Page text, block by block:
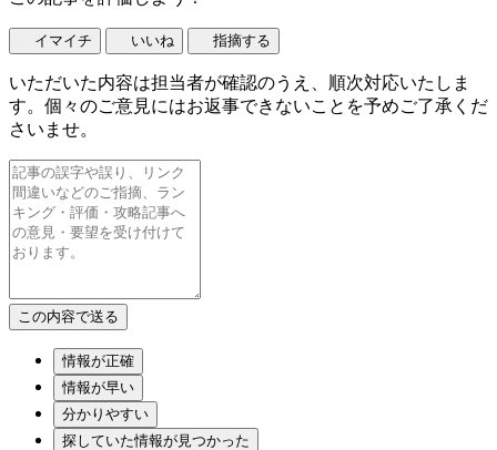
イマイチ いいね 指摘する
いただいた内容は担当者が確認のうえ、順次対応いたしま
す。個々のご意見にはお返事できないことを予めご了承くだ
さいませ。
情報が正確
情報が早い
分かりやすい
探していた情報が見つかった